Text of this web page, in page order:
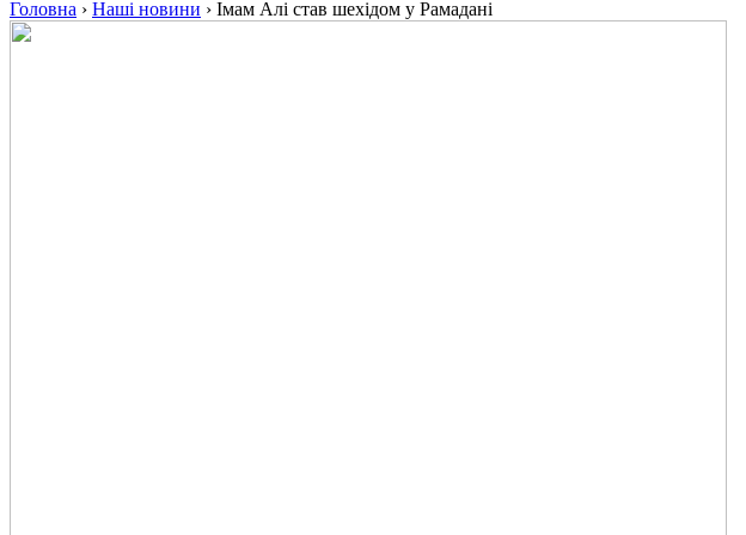
Головна › Наші новини › Імам Алі став шехідом у Рамадані